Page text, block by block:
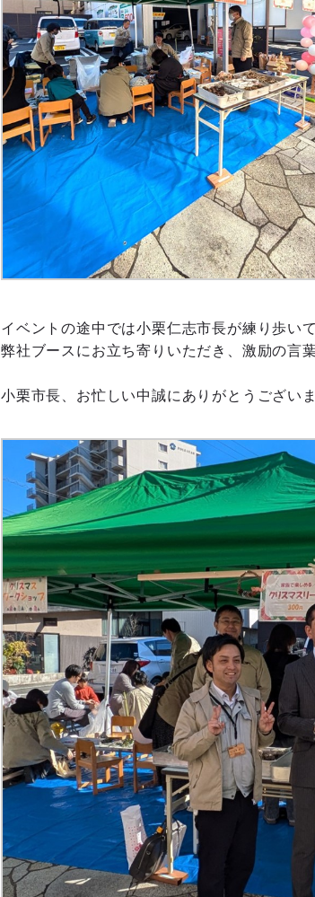
イベントの途中では小栗仁志市長が練り歩いて
弊社ブースにお立ち寄りいただき、激励の言
小栗市長、お忙しい中誠にありがとうござい